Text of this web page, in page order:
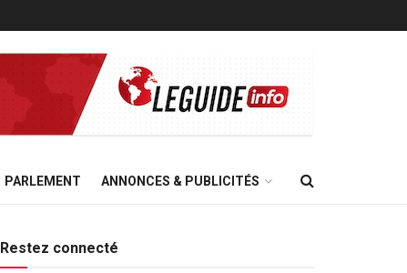
PARLEMENT ANNONCES & PUBLICITÉS
Restez connecté